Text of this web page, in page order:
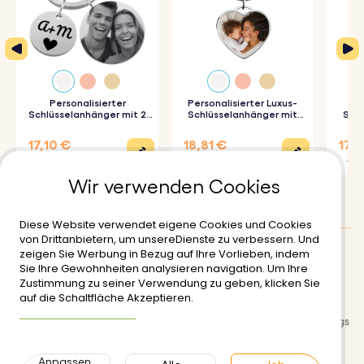
verleihen.
♥ Hochwertige Materialien: Dieses Medaillon ist aus
langlebigen Materialien gefertigt und hält dem täglichen
Gebrauch stand, ohne sein luxuriöses Aussehen zu
verlieren.
überallhin mitnehmen kannst.
So funktioniert's:
1. Ihre und die Initialen Ihres Partners eingeben:
Personalisieren Sie die Vorderseite des Schlosses mit
hoch, mit denen du das Medaillon personalisieren
Personalisierter
Schlüsselanhänger mit 2
17,10 €
Personalisierter Luxus-
Schlüsselanhänger mit
18,81 €
Lieferung
Nutzungsbedinungen
Sichere zahlungsabwicklung
Rückgabe- und Rückerstattungs
Kundenbewertungen: 4.5/5
Wir verwenden Cookies
Diese Website verwendet eigene Cookies und Cookies
von Drittanbietern, um unsereDienste zu verbessern. Und
zeigen Sie Werbung in Bezug auf Ihre Vorlieben, indem
Sie Ihre Gewohnheiten analysieren navigation. Um Ihre
Zustimmung zu seiner Verwendung zu geben, klicken Sie
auf die Schaltfläche Akzeptieren.